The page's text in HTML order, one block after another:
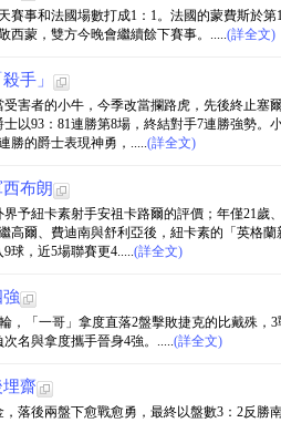
賽事和法國場數打成1：1。法國的蒙費斯於
西蒙，雙方今晚會繼續餘下賽事。.....(詳全文)
手」
害者的小牛，今季改當攔路虎，先後終止塞
以93：81連勝第8場，終結對手7連勝強勢。
勝的爵士表現神勇，.....(詳全文)
布朗
予紐卡素射手安祖卡路爾的評價；年僅21歲
高爾、費迪南與舒利亞後，紐卡素的「英格
球，近5場聯賽更4.....(詳全文)
，「一哥」拿度直落2盤擊敗捷克的比戴殊，
名與拿度攜手晉身4強。.....(詳全文)
齋
落後兩盤下愈戰愈勇，最終以盤數3：2反勝